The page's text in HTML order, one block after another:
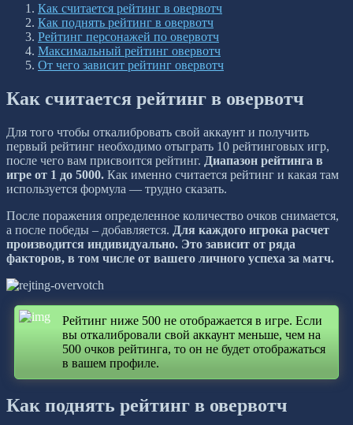
Как считается рейтинг в овервотч
Как поднять рейтинг в овервотч
Рейтинг персонажей по овервотч
Максимальный рейтинг овервотч
От чего зависит рейтинг овервотч
Как считается рейтинг в овервотч
Для того чтобы откалибровать свой аккаунт и получить
первый рейтинг необходимо отыграть 10 рейтинговых игр,
после чего вам присвоится рейтинг. Диапазон рейтинга в
игре от 1 до 5000. Как именно считается рейтинг и какая там
используется формула — трудно сказать.
После поражения определенное количество очков снимается,
а после победы – добавляется. Для каждого игрока расчет
производится индивидуально. Это зависит от ряда
факторов, в том числе от вашего личного успеха за матч.
Рейтинг ниже 500 не отображается в игре. Если
вы откалибровали свой аккаунт меньше, чем на
500 очков рейтинга, то он не будет отображаться
в вашем профиле.
Как поднять рейтинг в овервотч